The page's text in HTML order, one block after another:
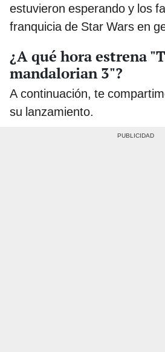
estuvieron esperando y los
franquicia de Star Wars en
¿A qué hora estrena
mandalorian 3"?
A continuación, te
su lanzamiento.